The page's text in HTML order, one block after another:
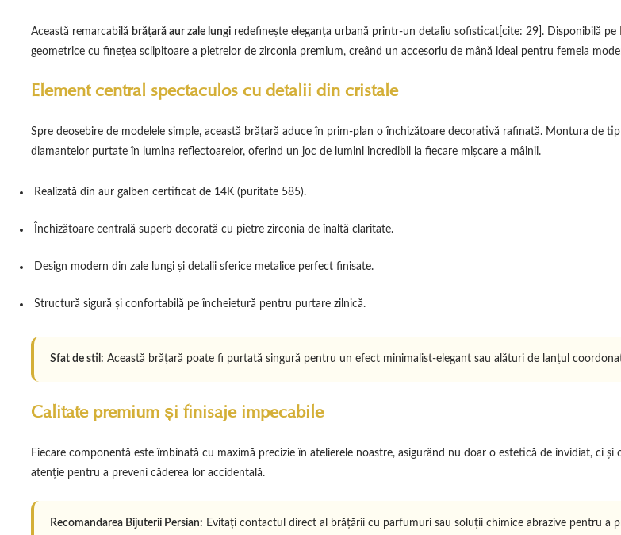
Această remarcabilă brățară aur zale lungi redefinește eleganța urbană printr-un detaliu sofisticat[cite: 29]. Disponibilă pe
geometrice cu finețea sclipitoare a pietrelor de zirconia premium, creând un accesoriu de mână ideal pentru femeia
Element central spectaculos cu detalii din cristale
Spre deosebire de modelele simple, această brățară aduce în prim-plan o închizătoare decorativă rafinată. Montura de
diamantelor purtate în lumina reflectoarelor, oferind un joc de lumini incredibil la fiecare mișcare a mâinii.
Realizată din aur galben certificat de 14K (puritate 585).
Închizătoare centrală superb decorată cu pietre zirconia de înaltă claritate.
Design modern din zale lungi și detalii sferice metalice perfect finisate.
Structură sigură și confortabilă pe încheietură pentru purtare zilnică.
Sfat de stil: Această brățară poate fi purtată singură pentru un efect minimalist-elegant sau alături de lanțul
Calitate premium și finisaje impecabile
Fiecare componentă este îmbinată cu maximă precizie în atelierele noastre, asigurând nu doar o estetică de invidiat, ci
atenție pentru a preveni căderea lor accidentală.
Recomandarea Bijuterii Persian: Evitați contactul direct al brățării cu parfumuri sau soluții chimice abrazive pentru a